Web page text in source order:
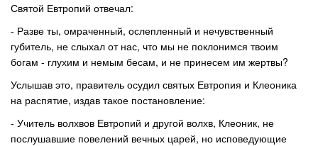
Святой Евтропий отвечал:
- Разве ты, омраченный, ослепленный и нечувственный
губитель, не слыхал от нас, что мы не поклонимся твоим
богам - глухим и немым бесам, и не принесем им жертвы?
Услышав это, правитель осудил святых Евтропия и Клеоника
на распятие, издав такое постановление:
- Учитель волхвов Евтропий и другой волхв, Клеоник, не
послушавшие повелений вечных царей, но исповедующие